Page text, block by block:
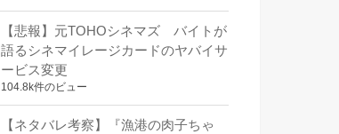
【悲報】元TOHOシネマズ バイトが
語るシネマイレージカードのヤバイサ
ービス変更
104.8k件のビュー
【ネタバレ考察】『漁港の肉子ちゃ